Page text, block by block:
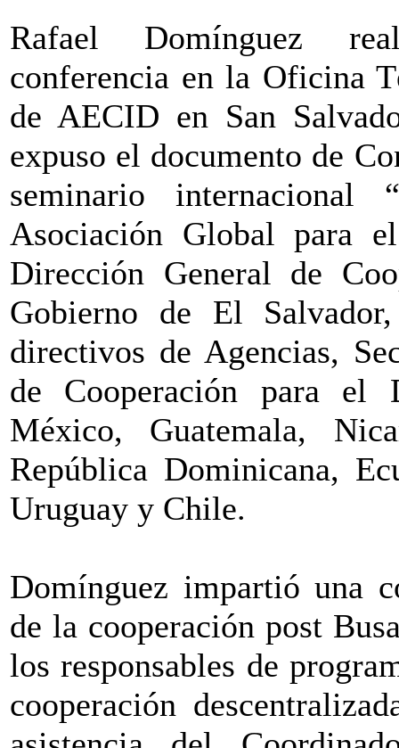
Rafael Domínguez
conferencia en la Oficina
de AECID en San
expuso el documento de
seminario
Asociación Global para
Dirección General de
Gobierno de El
directivos de Agencias,
de Cooperación para el
México, Guatemala,
República Dominicana,
Uruguay y Chile.
Domínguez impartió una
de la cooperación post
los responsables de
cooperación